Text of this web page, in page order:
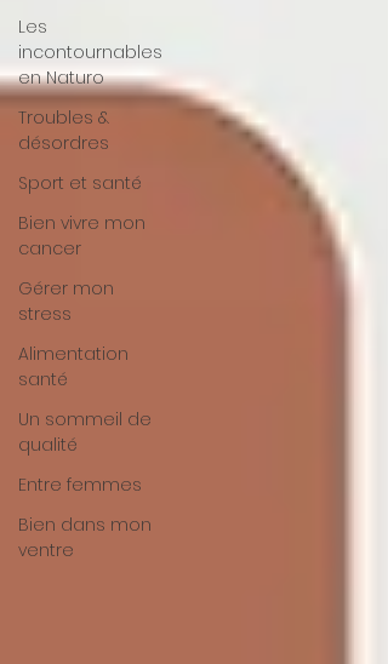
Les
incontournables
en Naturo
Troubles &
désordres
Sport et santé
Bien vivre mon
cancer
Gérer mon
stress
Alimentation
santé
Un sommeil de
qualité
Entre femmes
Bien dans mon
ventre